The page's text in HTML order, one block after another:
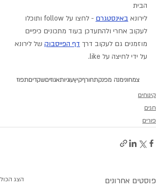
הבית
לירונא באינסטגרם
- לחצו על follow ותוכלו
לעקוב אחרי ולהתעדכן בעוד מתכונים כיפיים
מוזמנים גם לעקוב דרך דף הפייסבוק של לירונא
על ידי לחיצה על like.
צמחונימנה מפנקתחורףקיץעוגיותאגוזיםשקדיםתפוז
קינוחים
חגים
פורים
פוסטים אחרונים הצג הכול